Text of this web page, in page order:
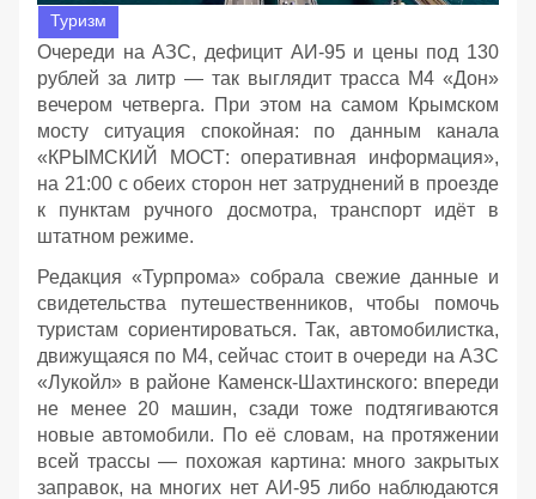
Туризм
Очереди на АЗС, дефицит АИ‑95 и цены под 130
рублей за литр — так выглядит трасса М4 «Дон»
вечером четверга. При этом на самом Крымском
мосту ситуация спокойная: по данным канала
«КРЫМСКИЙ МОСТ: оперативная информация»,
на 21:00 с обеих сторон нет затруднений в проезде
к пунктам ручного досмотра, транспорт идёт в
штатном режиме.
Редакция «Турпрома» собрала свежие данные и
свидетельства путешественников, чтобы помочь
туристам сориентироваться. Так, автомобилистка,
движущаяся по М4, сейчас стоит в очереди на АЗС
«Лукойл» в районе Каменск‑Шахтинского: впереди
не менее 20 машин, сзади тоже подтягиваются
новые автомобили. По её словам, на протяжении
всей трассы — похожая картина: много закрытых
заправок, на многих нет АИ‑95 либо наблюдаются